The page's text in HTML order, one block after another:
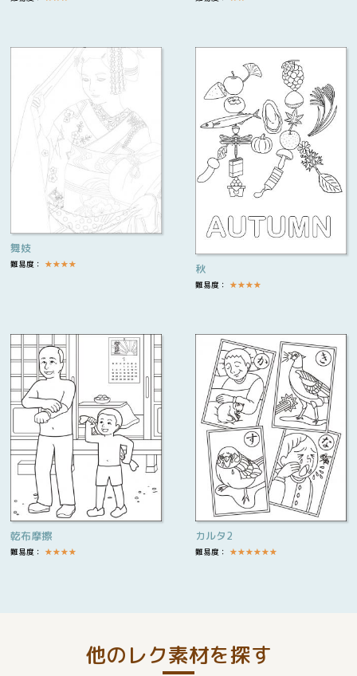
舞妓
難易度： ★★★★ 秋
難易度： ★★★★
乾布摩擦
難易度： ★★★★
カルタ2
難易度： ★★★★★★
他のレク素材を探す